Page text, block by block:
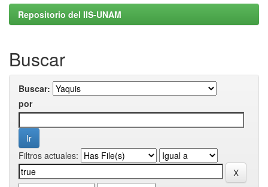
Repositorio del IIS-UNAM
Buscar
Buscar:
por
Filtros actuales: